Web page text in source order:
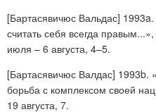
[Бартасявичюс Вальдас]
считать себя всегда правым...»,
июля – 6 августа, 4–5.
[Бартасявичюс Валдас]
борьба с комплексом своей
19 августа, 7.